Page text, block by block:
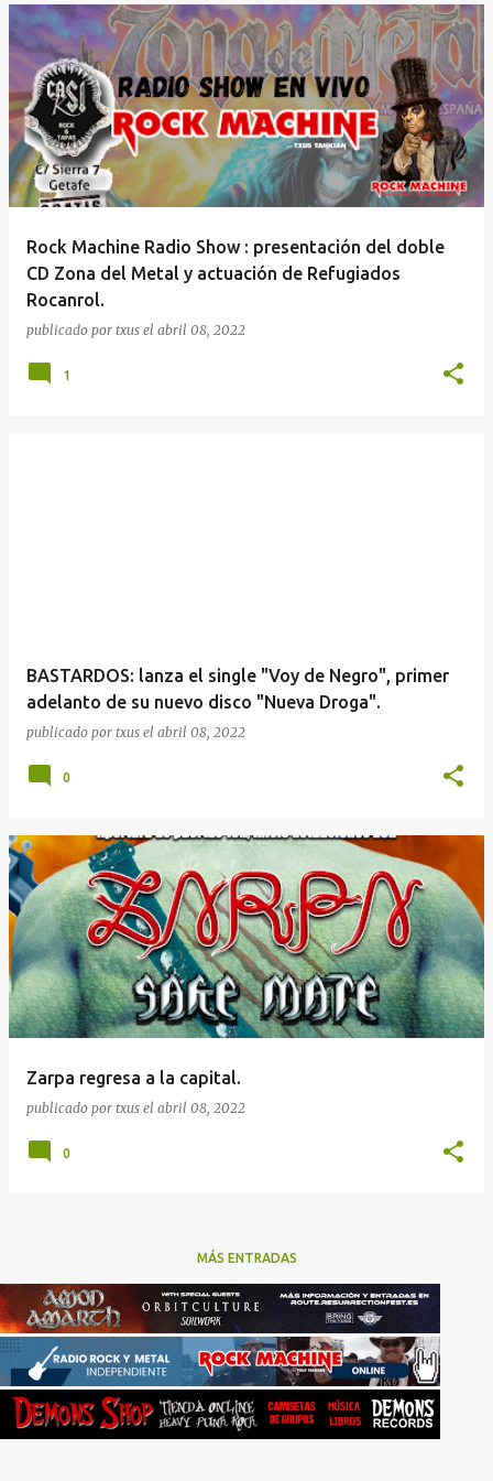
Rock Machine Radio Show : presentación del doble
CD Zona del Metal y actuación de Refugiados
Rocanrol.
publicado por txus el abril 08, 2022
1
BASTARDOS: lanza el single "Voy de Negro", primer
adelanto de su nuevo disco "Nueva Droga".
publicado por txus el abril 08, 2022
0
Zarpa regresa a la capital.
publicado por txus el abril 08, 2022
0
MÁS ENTRADAS